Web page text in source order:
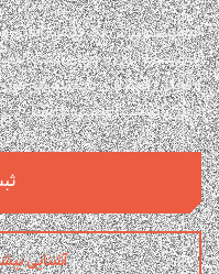
آلومینیوم پلاس یک پلتفرم
آلومینیوم ایران و جهان است.
و فعالان اقتصادی در دسترسی
موثر بر صنعت آلومینیوم است.
آشنایی